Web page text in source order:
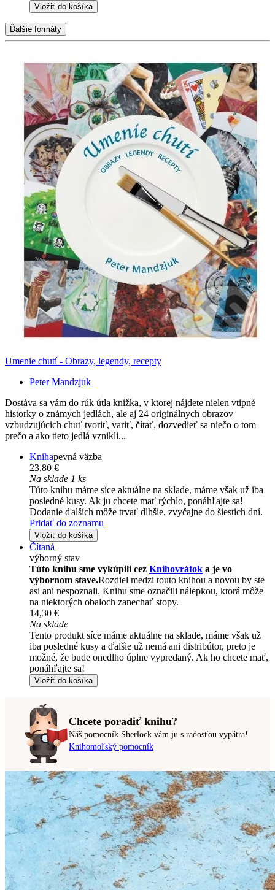
Vložiť do košíka
Ďalšie formáty
Umenie chutí - Obrazy, legendy, recepty
Peter Mandzjuk
Dostáva sa vám do rúk útla knižka, v ktorej nájdete nielen vtipné
historky o známych jedlách, ale aj 24 originálnych obrazov
vzbudzujúcich chuť tvoriť, variť, čítať, dozvedieť sa niečo o tom
prečo a ako tieto jedlá vznikli...
Knihapevná väzba
23,80 €
Na sklade 1 ks
Túto knihu máme síce aktuálne na sklade, máme však už iba
posledné kusy. Ak ju chcete mať rýchlo, ponáhľajte sa!
Dodanie ďalších môže trvať dlhšie, zvyčajne do šiestich dní.
Pridať do zoznamu
Vložiť do košíka
Čítaná
výborný stav
Túto knihu sme vykúpili cez Knihovrátok a je vo
výbornom stave.Rozdiel medzi touto knihou a novou by ste
asi ani nespoznali. Knihu sme označili nálepkou, ktorá môže
na niektorých obaloch zanechať stopy.
14,30 €
Na sklade
Tento produkt síce máme aktuálne na sklade, máme však už
iba posledné kusy a ďalšie už nemá ani distribútor, preto je
možné, že bude onedlho úplne vypredaný. Ak ho chcete mať,
ponáhľajte sa!
Vložiť do košíka
Chcete poradiť knihu?
Náš pomocník Sherlock vám ju s radosťou vypátra!
Knihomoľský pomocník